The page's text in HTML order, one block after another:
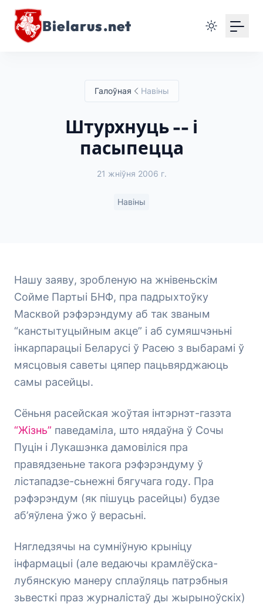
Bielarus.net
Галоўная Навіны
Штурхнуць -- і
пасыпецца
21 жніўня 2006 г.
Навіны
Нашу заяву, зробленую на жнівеньскім
Сойме Партыі БНФ, пра падрыхтоўку
Масквой рэфэрэндуму аб так званым
“канстытуцыйным акце” і аб сумяшчэньні
інкарпарацыі Беларусі ў Расею з выбарамі ў
мясцовыя саветы цяпер пацьвярджаюць
самы расейцы.
Сёньня расейская жоўтая інтэрнэт-газэта
“Жізнь” паведаміла, што нядаўна ў Сочы
Пуцін і Лукашэнка дамовіліся пра
правядзеньне такога рэфэрэндуму ў
лістападзе-сьнежні бягучага году. Пра
рэфэрэндум (як пішуць расейцы) будзе
аб’яўлена ўжо ў верасьні.
Нягледзячы на сумніўную крыніцу
інфармацыі (але ведаючы крамлёўска-
лубянскую манеру сплаўляць патрэбныя
зьвесткі праз журналістаў ды жырыноўскіх)